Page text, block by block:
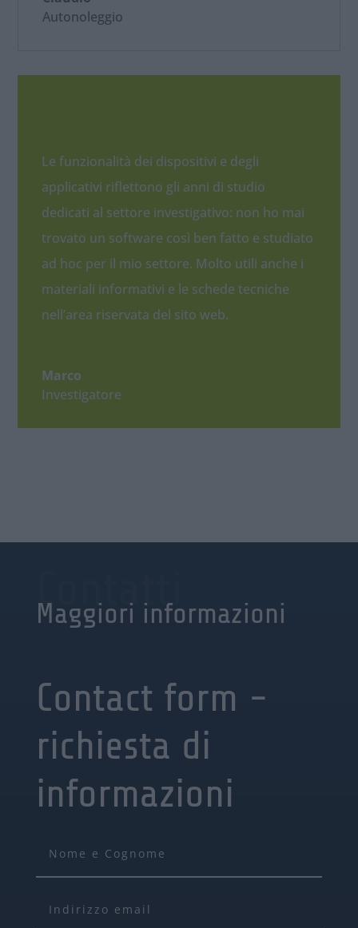
Autonoleggio
Le funzionalità dei dispositivi e degli
applicativi riflettono gli anni di studio
dedicati al settore investigativo: non ho mai
trovato un software così ben fatto e studiato
ad hoc per il mio settore. Molto utili anche i
materiali informativi e le schede tecniche
nell’area riservata del sito web.
Marco
Investigatore
Contatti
Maggiori informazioni
Contact form -
richiesta di
informazioni